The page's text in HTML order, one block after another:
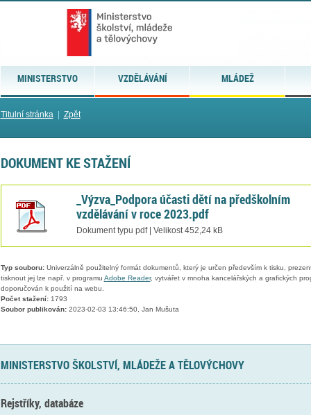
MINISTERSTVO VZDĚLÁVÁNÍ MLÁDEŽ
Titulní stránka| Zpět
DOKUMENT KE STAŽENÍ
_Výzva_Podpora účasti dětí na předškolním
vzdělávání v roce 2023.pdf
Dokument typu pdf | Velikost 452,24 kB
Typ souboru:Univerzálně použitelný formát dokumentů, který je určen především k tisku,
tisknout jej lze např. v programu Adobe Reader, vytvářet v mnoha kancelářských a grafických
doporučován k použití na webu.
Počet stažení:1793
Soubor publikován:2023-02-03 13:46:50, Jan Mušuta
MINISTERSTVO ŠKOLSTVÍ, MLÁDEŽE A TĚLOVÝCHOVY
Rejstříky, databáze